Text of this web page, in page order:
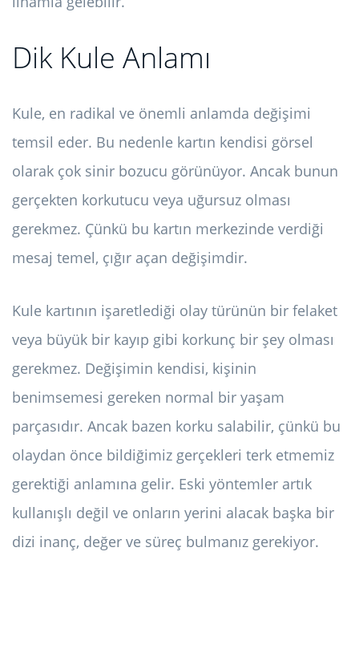
Dik Kule Anlamı
Kule, en radikal ve önemli anlamda değişimi
temsil eder. Bu nedenle kartın kendisi görsel
olarak çok sinir bozucu görünüyor. Ancak bunun
gerçekten korkutucu veya uğursuz olması
gerekmez. Çünkü bu kartın merkezinde verdiği
mesaj temel, çığır açan değişimdir.
Kule kartının işaretlediği olay türünün bir felaket
veya büyük bir kayıp gibi korkunç bir şey olması
gerekmez. Değişimin kendisi, kişinin
benimsemesi gereken normal bir yaşam
parçasıdır. Ancak bazen korku salabilir, çünkü bu
olaydan önce bildiğimiz gerçekleri terk etmemiz
gerektiği anlamına gelir. Eski yöntemler artık
kullanışlı değil ve onların yerini alacak başka bir
dizi inanç, değer ve süreç bulmanız gerekiyor.